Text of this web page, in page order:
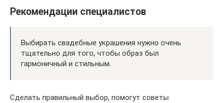
Рекомендации специалистов
Выбирать свадебные украшения нужно очень
тщательно для того, чтобы образ был
гармоничный и стильным.
Сделать правильный выбор, помогут советы